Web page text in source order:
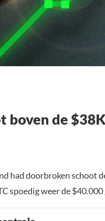
de
had doorbroken schoot
spoedig weer de